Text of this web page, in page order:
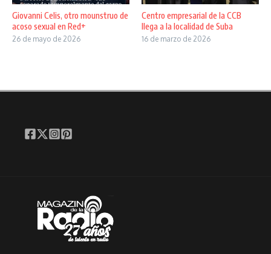
Giovanni Celis, otro mounstruo de
acoso sexual en Red+
26 de mayo de 2026
Centro empresarial de la CCB
llega a la localidad de Suba
16 de marzo de 2026